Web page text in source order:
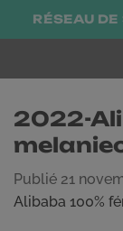
PasserRÉSEAU
2022-
Publié 21
Alibaba 100%